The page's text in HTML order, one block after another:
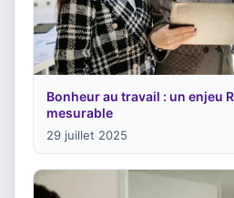
Bonheur au travail : un enjeu
mesurable
29 juillet 2025